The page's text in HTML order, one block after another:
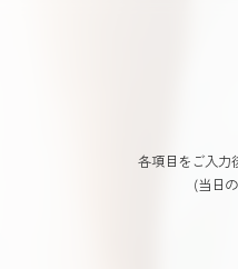
各項目をご入力
(当日